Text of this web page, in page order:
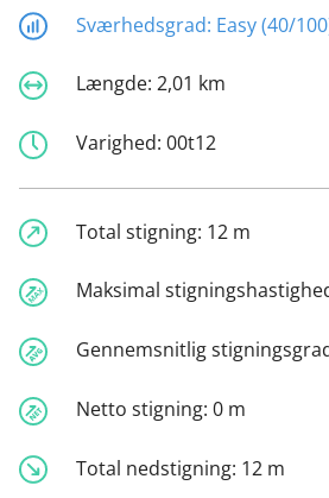
Sværhedsgrad: Easy (40/
Længde: 2,01 km
Varighed: 00t12
Total stigning: 12 m
Maksimal
Gennemsnitlig
Netto stigning: 0 m
Total nedstigning: 12 m